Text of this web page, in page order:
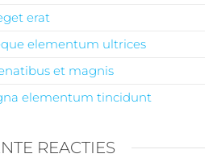
erat
elementum ultrices
et magnis
elementum tincidunt
REACTIES